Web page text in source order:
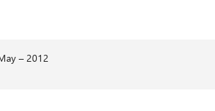
– 2012